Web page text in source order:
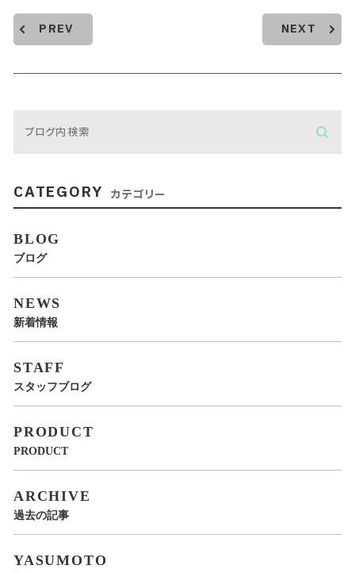
PREV NEXT
CATEGORY カテゴリー
BLOG
ブログ
NEWS
新着情報
STAFF
スタッフブログ
PRODUCT
PRODUCT
ARCHIVE
過去の記事
YASUMOTO